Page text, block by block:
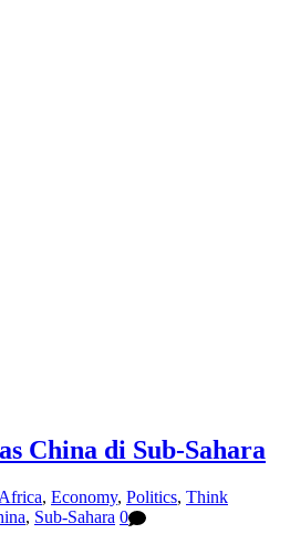
China di Sub-Sahara
Africa, Economy, Politics, Think
, Sub-Sahara 0